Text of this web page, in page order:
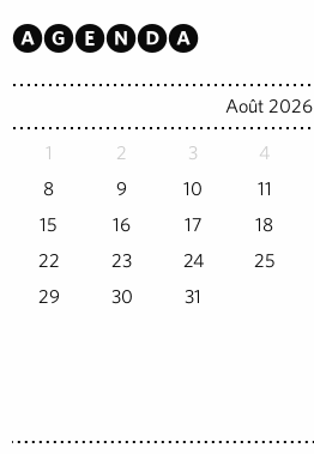
Agenda
Août 2026
1 2 3 4
8
9 10 11
15
16 17 18
22
23 24 25
29
30 31